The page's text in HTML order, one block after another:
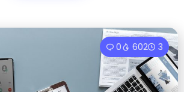
0 602 3